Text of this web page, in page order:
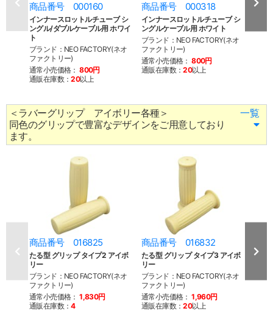
商品番号 000160
インナースロットルチューブ シ
ングル/ダブルケーブル用 ホワイ
ト
ブランド：NEO FACTORY(ネオ
ファクトリー)
通常小売価格： 800円
通販在庫数：20以上
商品番号 000318
インナースロットルチューブ シ
ングルケーブル用 ホワイト
ブランド：NEO FACTORY(ネオ
ファクトリー)
通常小売価格： 800円
通販在庫数：20以上
商
＜ラバーグリップ アイボリー各種＞
同色のグリップで豊富なデザインをご用意しており
ます。
一覧
商品番号 016825
たる型 グリップ タイプ2 アイボ
リー
ブランド：NEO FACTORY(ネオ
ファクトリー)
通常小売価格： 1,830円
通販在庫数：4
商品番号 016832
たる型 グリップ タイプ3 アイボ
リー
ブランド：NEO FACTORY(ネオ
ファクトリー)
通常小売価格： 1,960円
通販在庫数：20以上
たる